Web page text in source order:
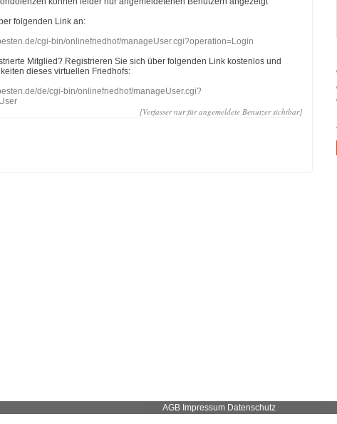
folgenden Link an:
cgi-bin/onlinefriedhof/manageUser.cgi?operation=Login
Mitglied? Registrieren Sie sich über folgenden Link kostenlos und
dieses virtuellen Friedhofs:
de/cgi-bin/onlinefriedhof/manageUser.cgi?
[Verfasser nur für angemeldete Benutzer sichtbar]
AGB Impressum Datenschutz